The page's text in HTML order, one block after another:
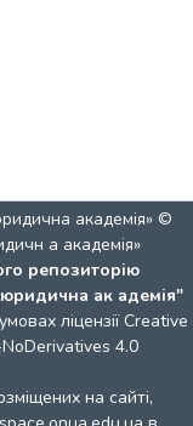
академія» ©
а академія»
репозиторію
ак адемія"
ліцензії Creative
4.0
на сайті,